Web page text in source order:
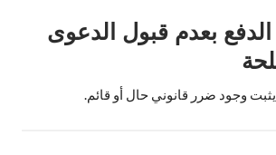
الدفع بعدم قبول الدعوى
وجود ضرر قانوني حال أو قائم.